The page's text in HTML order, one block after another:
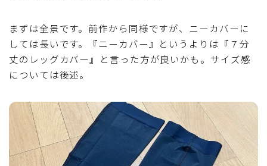
まずは全景です。前作から同様ですが、ニーカバーに
しては長いです。『ニーカバー』というよりは『７分
丈のレッグカバー』と言った方が良いかも。サイズ感
については後述。